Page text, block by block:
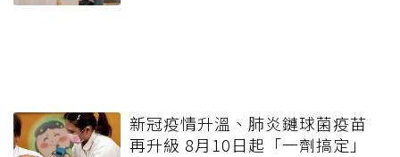
新冠疫情升溫、肺炎鏈球菌疫苗
再升級 8月10日起「一劑搞定」